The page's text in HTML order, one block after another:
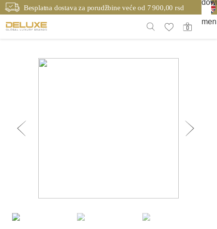
Besplatna dostava za porudžbine veće od 7 900,00 rsd